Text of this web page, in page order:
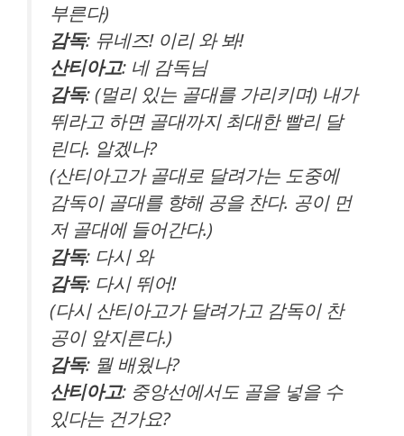
부른다)
감독: 뮤네즈! 이리 와 봐!
산티아고: 네 감독님
감독: (멀리 있는 골대를 가리키며) 내가
뛰라고 하면 골대까지 최대한 빨리 달
린다. 알겠나?
(산티아고가 골대로 달려가는 도중에
감독이 골대를 향해 공을 찬다. 공이 먼
저 골대에 들어간다.)
감독: 다시 와
감독: 다시 뛰어!
(다시 산티아고가 달려가고 감독이 찬
공이 앞지른다.)
감독: 뭘 배웠나?
산티아고: 중앙선에서도 골을 넣을 수
있다는 건가요?